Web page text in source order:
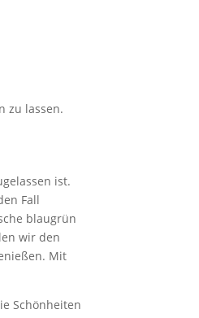
zu lassen.
ist.
Fall
blaugrün
wir den
Mit
Schönheiten